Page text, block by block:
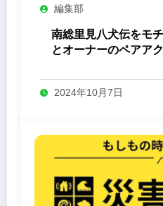
編集部
南総里見八犬伝をモ
とオーナーのペアア
2024年10月7日